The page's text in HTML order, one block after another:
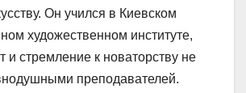
Он учился в Киевском
художественном институте,
и стремление к новаторству не
преподавателей.